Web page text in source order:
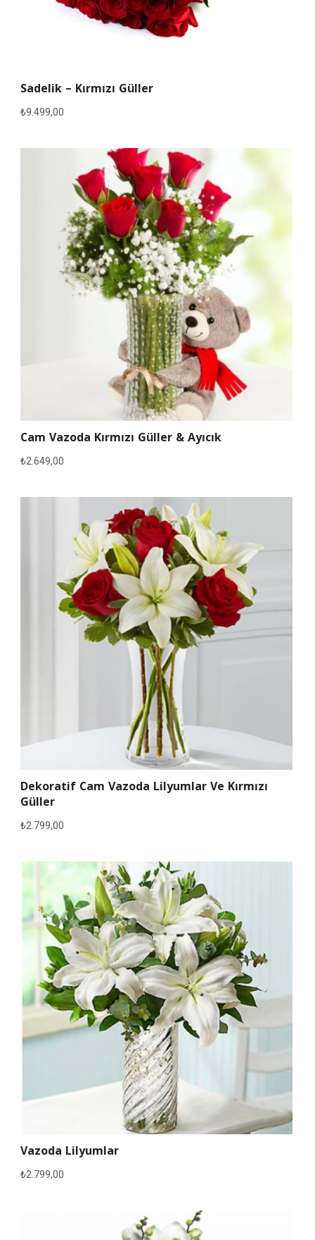
Sadelik – Kırmızı Güller
₺9.499,00
Cam Vazoda Kırmızı Güller & Ayıcık
₺2.649,00
Dekoratif Cam Vazoda Lilyumlar Ve Kırmızı
Güller
₺2.799,00
Vazoda Lilyumlar
₺2.799,00